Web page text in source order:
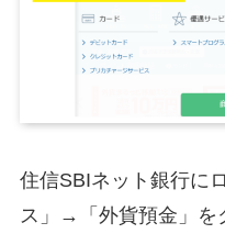
住信SBIネット銀行に
ス」→「外貨預金」を